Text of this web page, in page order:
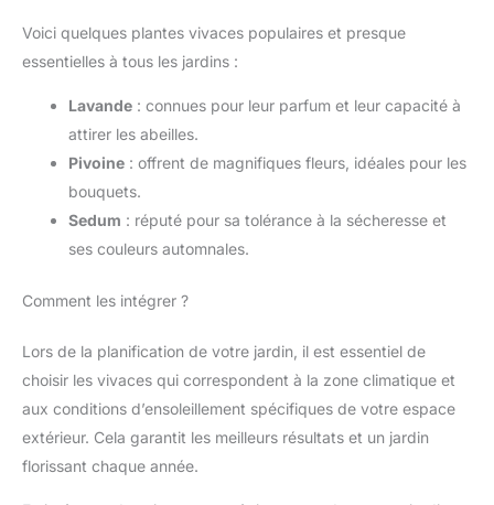
Voici quelques plantes vivaces populaires et presque
essentielles à tous les jardins :
Lavande : connues pour leur parfum et leur capacité à
attirer les abeilles.
Pivoine : offrent de magnifiques fleurs, idéales pour les
bouquets.
Sedum : réputé pour sa tolérance à la sécheresse et
ses couleurs automnales.
Comment les intégrer ?
Lors de la planification de votre jardin, il est essentiel de
choisir les vivaces qui correspondent à la zone climatique et
aux conditions d’ensoleillement spécifiques de votre espace
extérieur. Cela garantit les meilleurs résultats et un jardin
florissant chaque année.